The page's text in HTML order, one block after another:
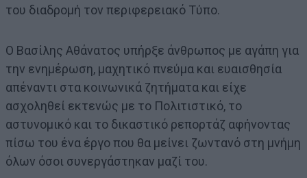
του διαδρομή τον περιφερειακό Τύπο.
Ο Βασίλης Αθάνατος υπήρξε άνθρωπος με αγάπη για
την ενημέρωση, μαχητικό πνεύμα και ευαισθησία
απέναντι στα κοινωνικά ζητήματα και είχε
ασχοληθεί εκτενώς με το Πολιτιστικό, το
αστυνομικό και το δικαστικό ρεπορτάζ αφήνοντας
πίσω του ένα έργο που θα μείνει ζωντανό στη μνήμη
όλων όσοι συνεργάστηκαν μαζί του.